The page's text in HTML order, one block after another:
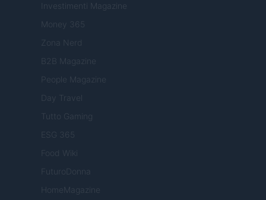
Investimenti Magazine
Money 365
Zona Nerd
B2B Magazine
People Magazine
Day Travel
Tutto Gaming
ESG 365
Food Wiki
FuturoDonna
HomeMagazine